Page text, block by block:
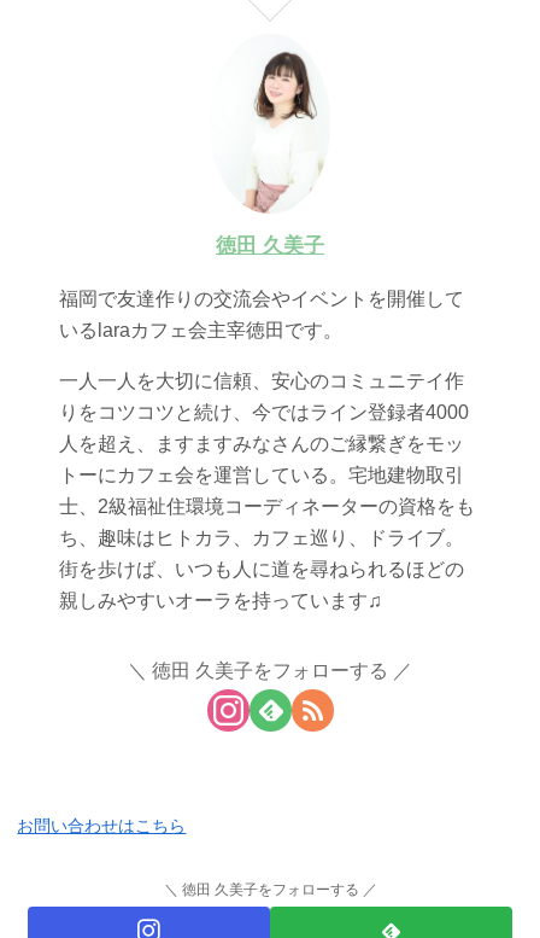
徳田 久美子
福岡で友達作りの交流会やイベントを開催して
いるlaraカフェ会主宰徳田です。
一人一人を大切に信頼、安心のコミュニテイ作
りをコツコツと続け、今ではライン登録者4000
人を超え、ますますみなさんのご縁繋ぎをモッ
トーにカフェ会を運営している。宅地建物取引
士、2級福祉住環境コーディネーターの資格をも
ち、趣味はヒトカラ、カフェ巡り、ドライブ。
街を歩けば、いつも人に道を尋ねられるほどの
親しみやすいオーラを持っています♫
徳田 久美子をフォローする
お問い合わせはこちら
徳田 久美子をフォローする